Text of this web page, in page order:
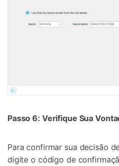
Passo 6: Verifique Sua
Para confirmar sua decisão
digite o código de